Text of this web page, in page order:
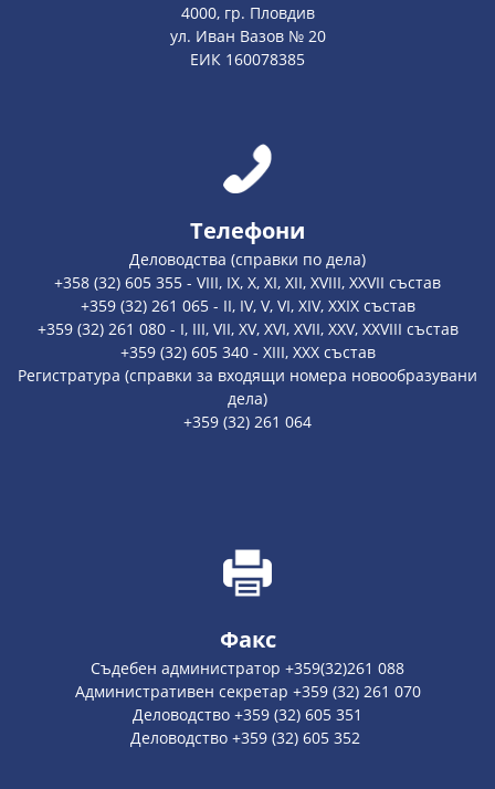
4000, гр. Пловдив
ул. Иван Вазов № 20
ЕИК 160078385
Телефони
Деловодства (справки по дела)
+358 (32) 605 355 - VIII, IX, X, XI, XII, XVIII, XXVII състав
+359 (32) 261 065 - II, IV, V, VI, XIV, XXIX състав
+359 (32) 261 080 - I, III, VII, XV, XVI, XVII, XXV, XXVIII състав
+359 (32) 605 340 - XIII, XXX състав
Регистратура (справки за входящи номера новообразувани
дела)
+359 (32) 261 064
Факс
Съдебен администратор +359(32)261 088
Административен секретар +359 (32) 261 070
Деловодство +359 (32) 605 351
Деловодство +359 (32) 605 352